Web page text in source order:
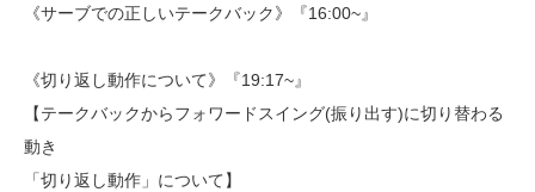
《サーブでの正しいテークバック》『16:00~』
《切り返し動作について》『19:17~』
【テークバックからフォワードスイング(振り出す)に切り替わる
動き
「切り返し動作」について】